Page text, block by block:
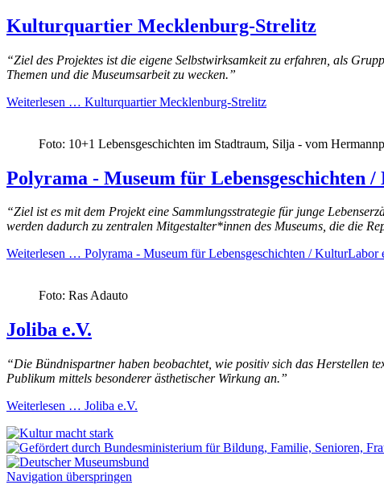
Kulturquartier Mecklenburg-Strelitz
“Ziel des Projektes ist die eigene Selbstwirksamkeit zu erfahren, als
Themen und die Museumsarbeit zu wecken.”
Weiterlesen … Kulturquartier Mecklenburg-Strelitz
Foto: 10+1 Lebensgeschichten im Stadtraum, Silja - vom
Polyrama - Museum für Lebensgeschichten
“Ziel ist es mit dem Projekt eine Sammlungsstrategie für junge
werden dadurch zu zentralen Mitgestalter*innen des Museums, die die
Weiterlesen … Polyrama - Museum für Lebensgeschichten / KulturLabor
Foto: Ras Adauto
Joliba e.V.
“Die Bündnispartner haben beobachtet, wie positiv sich das Herstellen
Publikum mittels besonderer ästhetischer Wirkung an.”
Weiterlesen … Joliba e.V.
Navigation überspringen